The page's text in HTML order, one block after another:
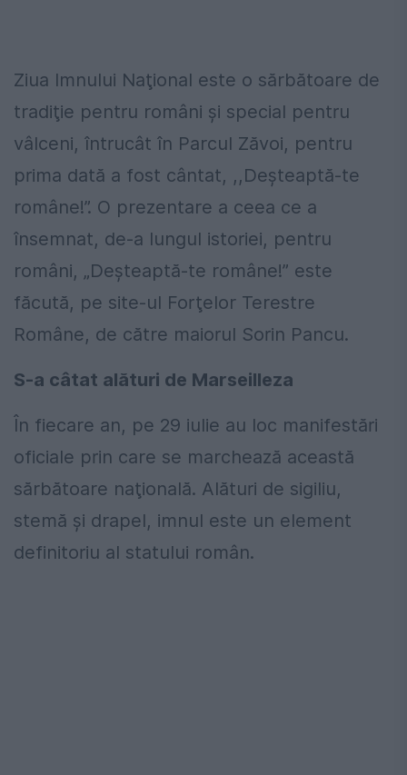
Ziua Imnului Naţional este o sărbătoare de
tradiţie pentru români şi special pentru
vâlceni, întrucât în Parcul Zăvoi, pentru
prima dată a fost cântat, ,,Deşteaptă-te
române!”. O prezentare a ceea ce a
însemnat, de-a lungul istoriei, pentru
români, „Deşteaptă-te române!” este
făcută, pe site-ul Forţelor Terestre
Române, de către maiorul Sorin Pancu.
S-a câtat alături de Marseilleza
În fiecare an, pe 29 iulie au loc manifestări
oficiale prin care se marchează această
sărbătoare naţională. Alături de sigiliu,
stemă şi drapel, imnul este un element
definitoriu al statului român.